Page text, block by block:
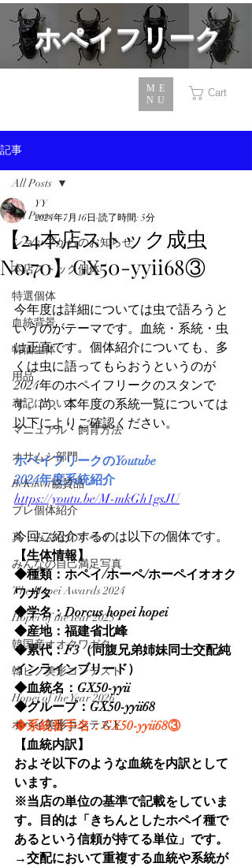
​ホペイフリーク
ME
NU
Cart
記事
All Posts
ショップからのお知らせ
本店ストック個体
特選個体
血統背景
特価生体
用品
表記について
マニュアル・飼育方法
オサムシ部門
BeKuwa協賛品
プレ個体紹介
真・みんなのホペイ
みんなの自己満足写真
The Hopei Awards 2024
Hopei of the Year 2025
韓国産オオクワガタ
韓ビノ美形コンテスト
Hopei of the Year 2026
ホペイ美形コンテスト
All Posts
【24本店ストック成虫
No.70】GX50-yyii68③
YY
2024年7月16日 読了時間: 5分
今年度は詳細については虫で語ろうと
いうのがテーマです。血統・系統・虫
は正直です。個体紹介についても、多
くは虫に語ってもらおうというのが
2024年のホペイフリークのスタンで
す。尚、本年度の系統一覧については
以下によりご確認ください。
ホペイフリークのYoutube
2024年度系統紹介
https://youtu.be/M-mkGh1gsJU
今回ご紹介するのは以下の個体です。
【生体情報】
◆種類：ホペイ/ホーペ/ホーペイオオク
ワガタ
◆学名：Dorcus hopei hopei
◆産地：福建省北峰
◆累代：F3（同腹兄弟姉妹同士交配純
インラインブリード）
◆血統名：GX50-yyii
◆グループ：GX50-yyii68
◆系統番手名：GX50-yyii68③
【血統内訳】
およそ以下のような血統を内訳として
います。
※当店の単位の基準で記載をしていま
す。目的は「きちんとしたホペイ種で
あるという信頼が持てる単位」です。
→交配において重複する血統や系統が